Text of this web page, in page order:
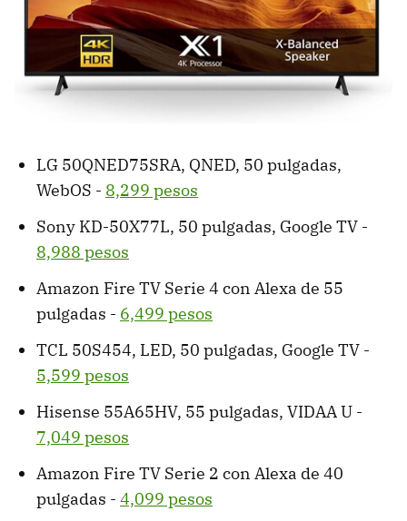
LG 50QNED75SRA, QNED, 50 pulgadas,
WebOS - 8,299 pesos
Sony KD-50X77L, 50 pulgadas, Google TV -
8,988 pesos
Amazon Fire TV Serie 4 con Alexa de 55
pulgadas - 6,499 pesos
TCL 50S454, LED, 50 pulgadas, Google TV -
5,599 pesos
Hisense 55A65HV, 55 pulgadas, VIDAA U -
7,049 pesos
Amazon Fire TV Serie 2 con Alexa de 40
pulgadas - 4,099 pesos